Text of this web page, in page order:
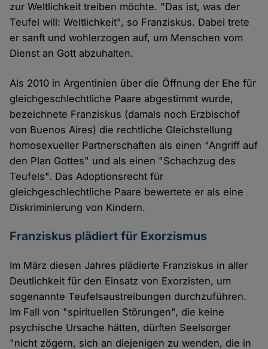
zur Weltlichkeit treiben möchte. "Das ist, was der
Teufel will: Weltlichkeit", so Franziskus. Dabei trete
er sanft und wohlerzogen auf, um Menschen vom
Dienst an Gott abzuhalten.
Als 2010 in Argentinien über die Öffnung der Ehe für
gleichgeschlechtliche Paare abgestimmt wurde,
bezeichnete Franziskus (damals noch Erzbischof
von Buenos Aires) die rechtliche Gleichstellung
homosexueller Partnerschaften als einen "Angriff auf
den Plan Gottes" und als einen "Schachzug des
Teufels". Das Adoptionsrecht für
gleichgeschlechtliche Paare bewertete er als eine
Diskriminierung von Kindern.
Franziskus plädiert für Exorzismus
Im März diesen Jahres plädierte Franziskus in aller
Deutlichkeit für den Einsatz von Exorzisten, um
sogenannte Teufelsaustreibungen durchzuführen.
Im Fall von "spirituellen Störungen", die keine
psychische Ursache hätten, dürften Seelsorger
"nicht zögern, sich an diejenigen zu wenden, die in